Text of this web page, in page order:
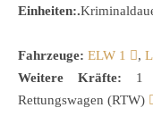
Einheiten:.
Fahrzeuge: ELW 1 ,
Weitere Kräfte: 1
Rettungswagen (RTW)